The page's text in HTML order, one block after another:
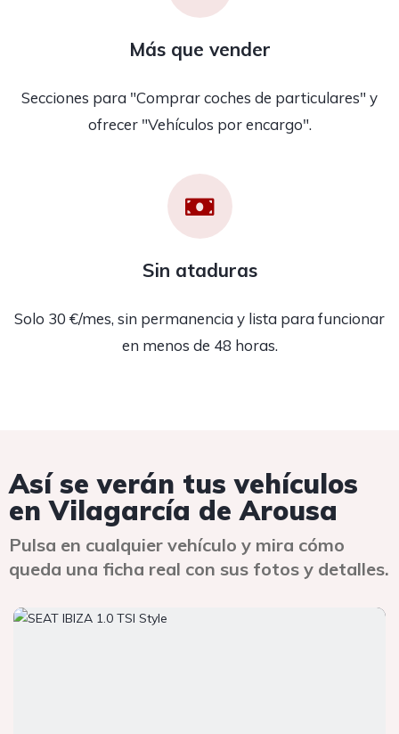
Más que vender
Secciones para "Comprar coches de particulares" y
ofrecer "Vehículos por encargo".
Sin ataduras
Solo 30 €/mes, sin permanencia y lista para funcionar
en menos de 48 horas.
Así se verán tus vehículos
en Vilagarcía de Arousa
Pulsa en cualquier vehículo y mira cómo
queda una ficha real con sus fotos y detalles.